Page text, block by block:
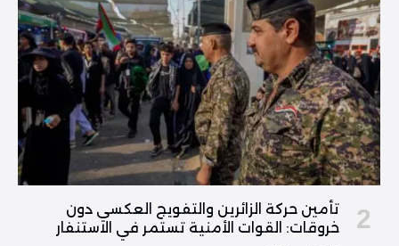
تأمين حركة الزائرين والتفويج العكسي دون
خروقات: القوات الأمنية تستمر في الاستنفار